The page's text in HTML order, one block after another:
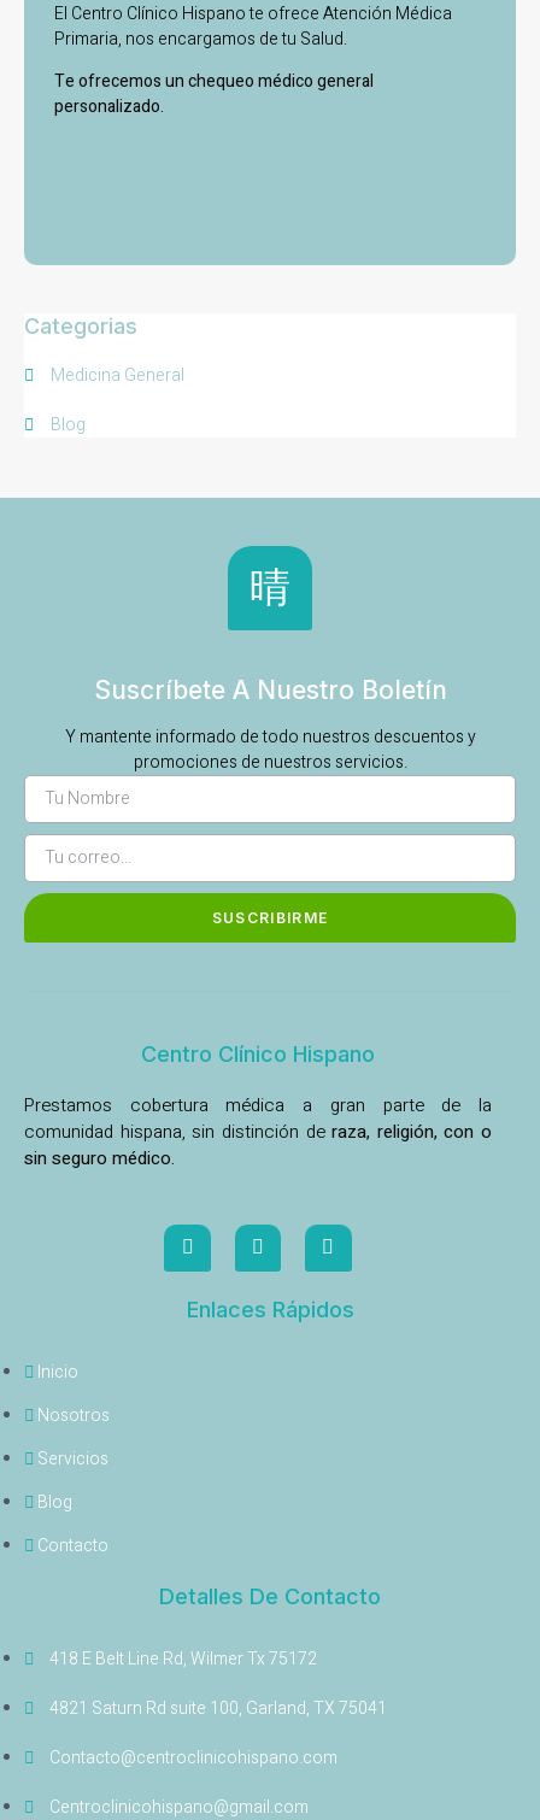
El Centro Clínico Hispano te ofrece Atención Médica
Primaria, nos encargamos de tu Salud.
Te ofrecemos un chequeo médico general
personalizado.
Categorias
Medicina General
Blog
Suscríbete A Nuestro Boletín
Y mantente informado de todo nuestros descuentos y
promociones de nuestros servicios.
SUSCRIBIRME
Centro Clínico Hispano
Prestamos cobertura médica a gran parte de la
comunidad hispana, sin distinción deraza, religión, con o
sin seguro médico.
Enlaces Rápidos
Inicio
Nosotros
Servicios
Blog
Contacto
Detalles De Contacto
418 E Belt Line Rd, Wilmer Tx 75172
4821 Saturn Rd suite 100, Garland, TX 75041
Contacto@centroclinicohispano.com
Centroclinicohispano@gmail.com